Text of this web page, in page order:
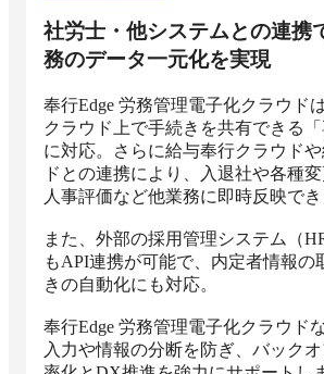
社労士・他システムとの連携
務のデータ一元化を実現
奉行Edge 労務管理電子化クラウド
クラウド上で手続きを共有できる「
に対応。さらに給与奉行クラウド
ドとの連携により、入退社や各種
人事評価など他業務に即時反映でき
また、外部の採用管理システム（
もAPI連携が可能で、内定者情報の
きの自動化にも対応。
奉行Edge 労務管理電子化クラウド
入力や情報の分断を防ぎ、バック